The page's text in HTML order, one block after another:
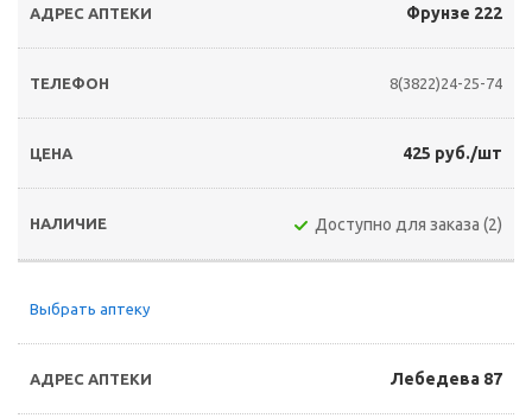
Фрунзе 222
8(3822)24-25-74
425 руб./шт
Доступно для заказа (2)
Выбрать аптеку
Лебедева 87